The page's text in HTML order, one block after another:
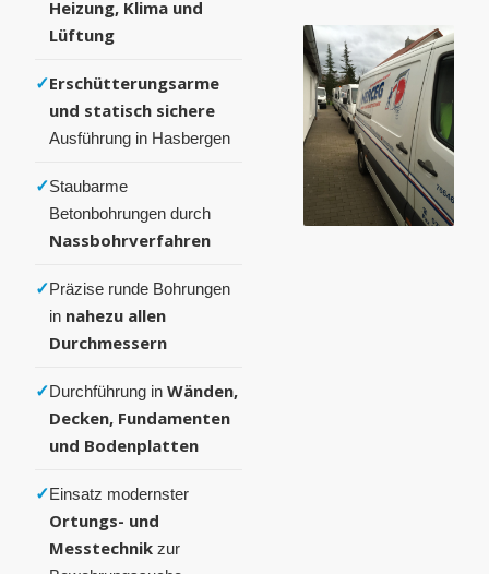
Heizung, Klima und
Lüftung
✓Erschütterungsarme
und statisch sichere
Ausführung in Hasbergen
✓Staubarme
Betonbohrungen durch
Nassbohrverfahren
✓Präzise runde Bohrungen
in nahezu allen
Durchmessern
✓Durchführung in Wänden,
Decken, Fundamenten
und Bodenplatten
✓Einsatz modernster
Ortungs- und
Messtechnik zur